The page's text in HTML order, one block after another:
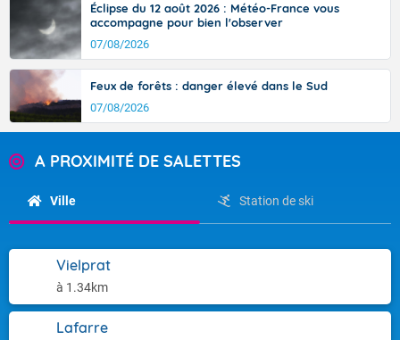
Éclipse du 12 août 2026 : Météo-France vous
accompagne pour bien l'observer
07/08/2026
Feux de forêts : danger élevé dans le Sud
07/08/2026
A PROXIMITÉ DE SALETTES
Ville Station de ski
Vielprat
à 1.34km
Lafarre